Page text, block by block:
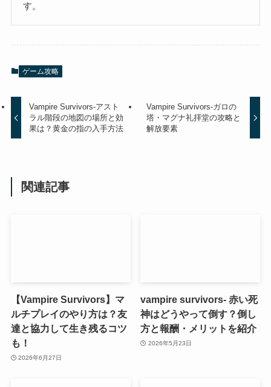
す。
ゲーム攻略
Vampire Survivors-アスト
ラル階段の地図の場所と効
果は？黄金の指の入手方法
Vampire Survivors-ガロの
塔・マグナ礼拝堂の攻略と
解放要素
関連記事
【Vampire Survivors】マ
ルチプレイのやり方は？友
達と協力して生き残るコツ
も！
2026年6月27日
vampire survivors- 赤い死
神はどうやって倒す？倒し
方と報酬・メリットを紹介
2026年5月23日